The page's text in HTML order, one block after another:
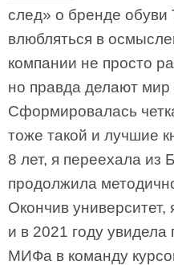
след» о бренде обуви
влюбляться в
компании не просто
но правда делают
Сформировалась
тоже такой и лучшие
8 лет, я переехала из
продолжила
Окончив университет,
и в 2021 году
МИФа в команду